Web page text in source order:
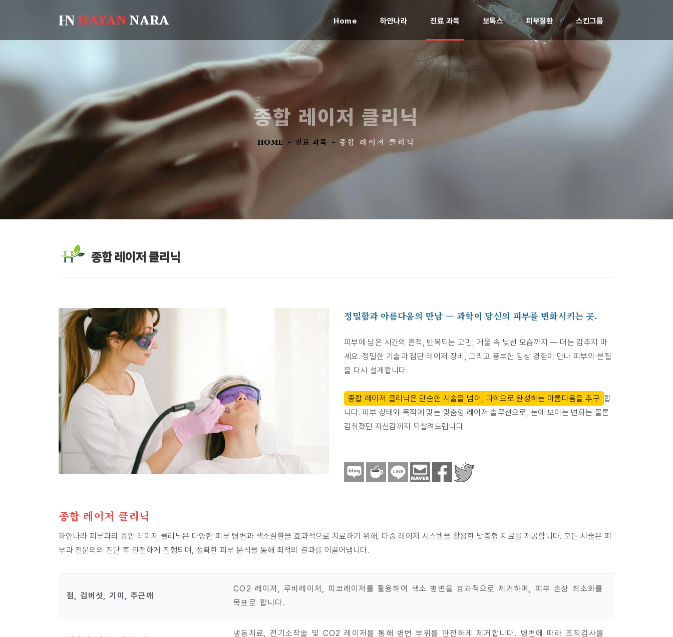
HAYANNARA Home (current)하얀나라 진료 과목 보톡스 피부질환 스킨그룹
종합 레이저 클리닉
HOME - 진료 과목 - 종합 레이저 클리닉
종합 레이저 클리닉
정밀함과 아름다움의 만남 — 과학이 당신의 피부를 변화시키는 곳.
피부에 남은 시간의 흔적, 반복되는 고민, 거울 속 낯선 모습까지 — 더는 감추지 마
세요. 정밀한 기술과 첨단 레이저 장비, 그리고 풍부한 임상 경험이 만나 피부의 본질
을 다시 설계합니다.
종합 레이저 클리닉은 단순한 시술을 넘어, 과학으로 완성하는 아름다움을 추구 합
니다. 피부 상태와 목적에 맞는 맞춤형 레이저 솔루션으로, 눈에 보이는 변화는 물론
감춰졌던 자신감까지 되살려드립니다.
종합 레이저 클리닉
하얀나라 피부과의 종합 레이저 클리닉은 다양한 피부 병변과 색소질환을 효과적으로 치료하기 위해, 다중 레이저 시스템을 활용한 맞춤형 치료를 제공합니다. 모든 시술은 피
부과 전문의의 진단 후 안전하게 진행되며, 정확한 피부 분석을 통해 최적의 결과를 이끌어냅니다.
점, 검버섯, 기미, 주근깨
CO2 레이저, 루비레이저, 피코레이저를 활용하여 색소 병변을 효과적으로 제거하며, 피부 손상 최소화를
목표로 합니다.
냉동치료, 전기소작술 및 CO2 레이저를 통해 병변 부위를 안전하게 제거합니다. 병변에 따라 조직검사를